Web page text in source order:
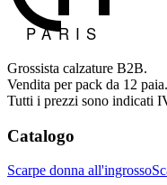
Grossista calzature B2B.
Vendita per pack da 12 paia.
Tutti i prezzi sono indicati
Catalogo
Scarpe donna all'ingrosso